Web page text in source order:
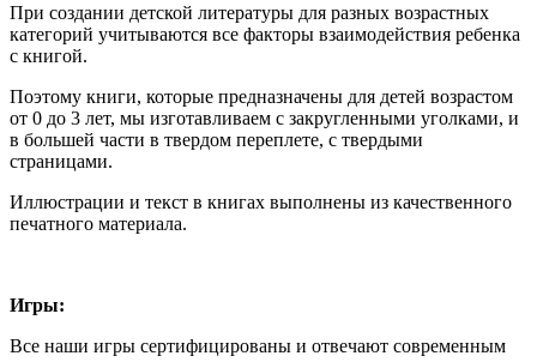
При создании детской литературы для разных возрастных
категорий учитываются все факторы взаимодействия ребенка
с книгой.
Поэтому книги, которые предназначены для детей возрастом
от 0 до 3 лет, мы изготавливаем с закругленными уголками, и
в большей части в твердом переплете, с твердыми
страницами.
Иллюстрации и текст в книгах выполнены из качественного
печатного материала.
Игры:
Все наши игры сертифицированы и отвечают современным